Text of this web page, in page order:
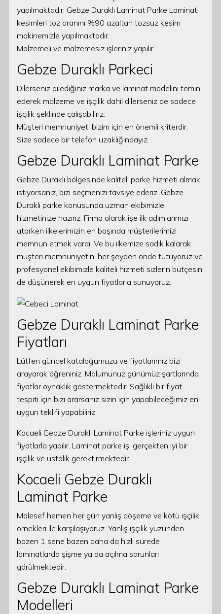
yapılmaktadır. Gebze Duraklı Laminat Parke Laminat
kesimleri toz oranını %90 azaltan tozsuz kesim
makinemizle yapılmaktadır.
Malzemeli ve malzemesiz işleriniz yapılır.
Gebze Duraklı Parkeci
Dilerseniz dilediğiniz marka ve laminat modelini temin
ederek malzeme ve işçilik dahil dilerseniz de sadece
işçilik şeklinde çalışabiliriz.
Müşteri memnuniyeti bizim için en önemli kriterdir.
Size sadece bir telefon uzaklığındayız.
Gebze Duraklı Laminat Parke
Gebze Duraklı bölgesinde kaliteli parke hizmeti almak
istiyorsanız, bizi seçmenizi tavsiye ederiz. Gebze
Duraklı parke konusunda uzman ekibimizle
hizmetinize hazırız. Firma olarak işe ilk adımlarımızı
atarken ilkelerimizin en başında müşterilerimizi
memnun etmek vardı. Ve bu ilkemize sadık kalarak
müşteri memnuniyetini her şeyden önde tutuyoruz ve
profesyonel ekibimizle kaliteli hizmeti sizlerin bütçesini
de düşünerek en uygun fiyatlarla sunuyoruz.
Gebze Duraklı Laminat Parke
Fiyatları
Lütfen güncel kataloğumuzu ve fiyatlarımız bizi
arayarak öğreniniz. Malumunuz günümüz şartlarında
fiyatlar oynaklık göstermektedir. Sağlıklı bir fiyat
tespiti için bizi ararsanız sizin için yapabileceğimiz en
uygun teklifi yapabiliriz.
Kocaeli Gebze Duraklı Laminat Parke işleriniz uygun
fiyatlarla yapılır. Laminat parke işi gerçekten iyi bir
işçilik ve ustalık gerektirmektedir.
Kocaeli Gebze Duraklı
Laminat Parke
Malesef hemen her gün yanlış döşeme ve kötü işçilik
örnekleri ile karşılaşıyoruz. Yanlış işçilik yüzünden
bazen 1 sene bazen daha da hızlı sürede
laminatlarda şişme ya da açılma sorunları
görülmektedir.
Gebze Duraklı Laminat Parke
Modelleri